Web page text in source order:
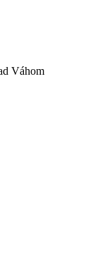
Váhom